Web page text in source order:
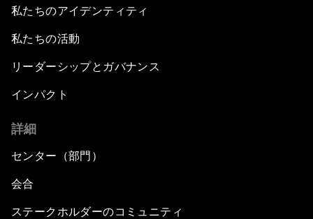
私たちのアイデンティティ
私たちの活動
リーダーシップとガバナンス
インパクト
詳細
センター（部門）
会合
ステークホルダーのコミュニティ